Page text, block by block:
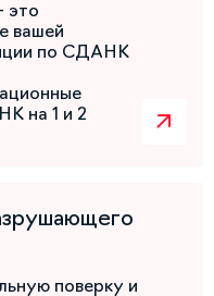
это
вашей
по СДАНК
на 1 и 2
поверку и